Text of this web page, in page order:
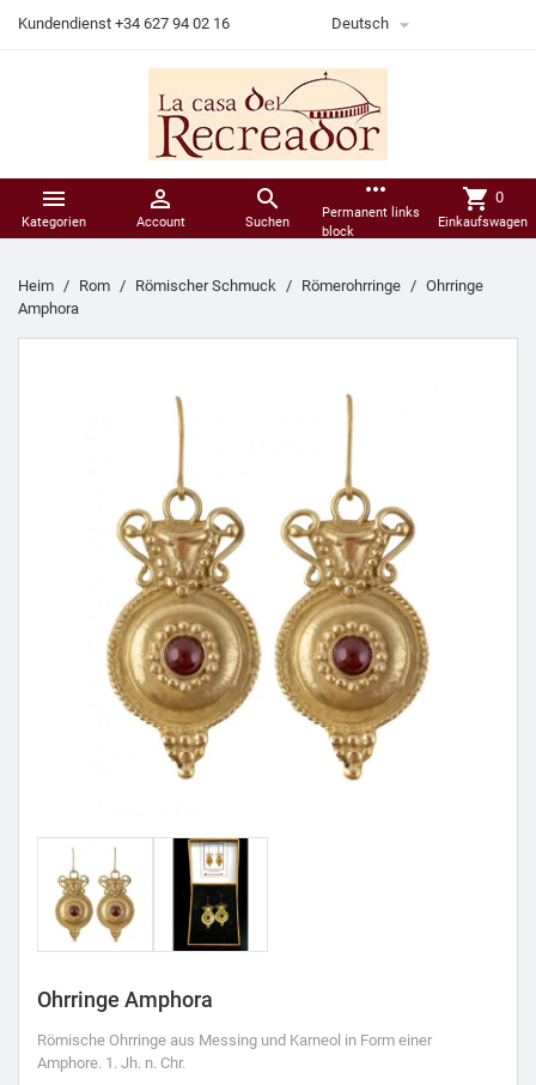
Kundendienst +34 627 94 02 16 Deutsch 

Kategorien

Account

Suchen
more_horiz
Permanent links
block
shopping_cart 0
Einkaufswagen
Heim Rom Römischer Schmuck Römerohrringe
Ohrringe
Amphora
Ohrringe Amphora
Römische Ohrringe aus Messing und Karneol in Form einer
Amphore. 1. Jh. n. Chr.